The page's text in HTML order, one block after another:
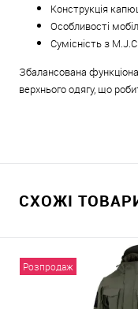
Конструкція
Особливості
Сумісність з
Збалансована
верхнього одягу, що
СХОЖІ
Розпродаж